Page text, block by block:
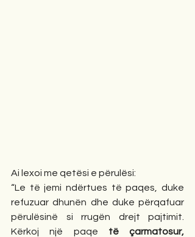
Ai lexoi me qetësi e përulësi:
“Le të jemi ndërtues të paqes, duke
refuzuar dhunën dhe duke përqafuar
përulësinë si rrugën drejt pajtimit.
Kërkoj një paqe të çarmatosur,